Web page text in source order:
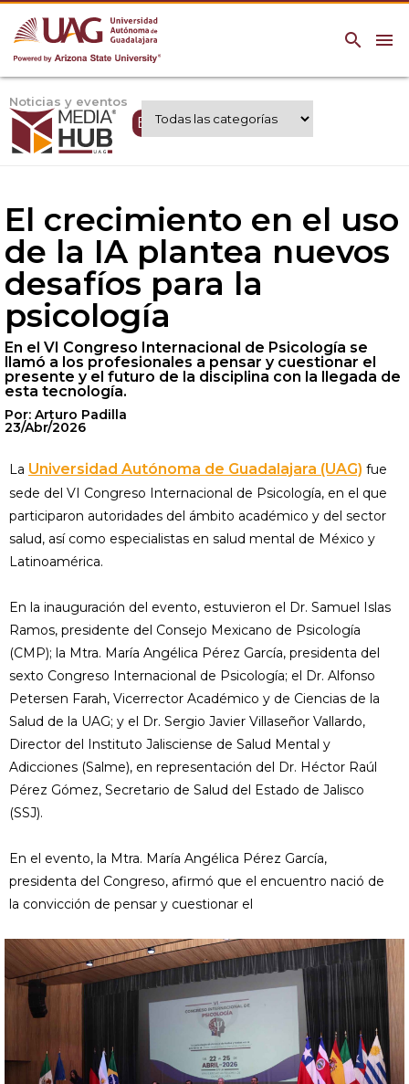
menu
search
Noticias y eventos
Expertos UAG
El crecimiento en el uso
de la IA plantea nuevos
desafíos para la
psicología
En el VI Congreso Internacional de Psicología se
llamó a los profesionales a pensar y cuestionar el
presente y el futuro de la disciplina con la llegada de
esta tecnología.
Por: Arturo Padilla
23/Abr/2026
La Universidad Autónoma de Guadalajara (UAG) fue
sede del VI Congreso Internacional de Psicología, en el que
participaron autoridades del ámbito académico y del sector
salud, así como especialistas en salud mental de México y
Latinoamérica.
En la inauguración del evento, estuvieron el Dr. Samuel Islas
Ramos, presidente del Consejo Mexicano de Psicología
(CMP); la Mtra. María Angélica Pérez García, presidenta del
sexto Congreso Internacional de Psicología; el Dr. Alfonso
Petersen Farah, Vicerrector Académico y de Ciencias de la
Salud de la UAG; y el Dr. Sergio Javier Villaseñor Vallardo,
Director del Instituto Jalisciense de Salud Mental y
Adicciones (Salme), en representación del Dr. Héctor Raúl
Pérez Gómez, Secretario de Salud del Estado de Jalisco
(SSJ).
En el evento, la Mtra. María Angélica Pérez García,
presidenta del Congreso, afirmó que el encuentro nació de
la convicción de pensar y cuestionar el